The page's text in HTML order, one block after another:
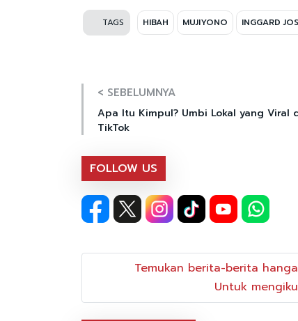
TAGS HIBAH MUJIYONO INGGARD
< SEBELUMNYA
Apa Itu Kimpul? Umbi Lokal yang Viral
TikTok
FOLLOW US
Temukan berita-berita
Untuk